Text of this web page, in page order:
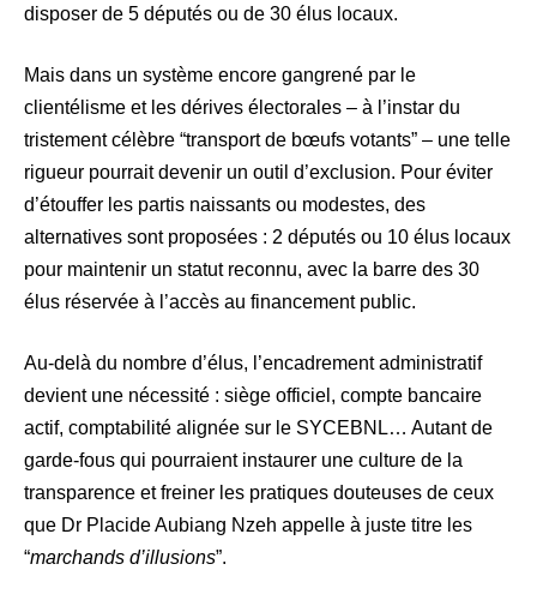
disposer de 5 députés ou de 30 élus locaux.
Mais dans un système encore gangrené par le
clientélisme et les dérives électorales – à l’instar du
tristement célèbre “transport de bœufs votants” – une telle
rigueur pourrait devenir un outil d’exclusion. Pour éviter
d’étouffer les partis naissants ou modestes, des
alternatives sont proposées : 2 députés ou 10 élus locaux
pour maintenir un statut reconnu, avec la barre des 30
élus réservée à l’accès au financement public.
Au-delà du nombre d’élus, l’encadrement administratif
devient une nécessité : siège officiel, compte bancaire
actif, comptabilité alignée sur le SYCEBNL… Autant de
garde-fous qui pourraient instaurer une culture de la
transparence et freiner les pratiques douteuses de ceux
que Dr Placide Aubiang Nzeh appelle à juste titre les
“marchands d’illusions”.